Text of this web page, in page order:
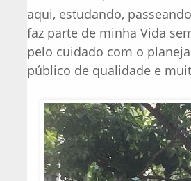
aqui, estudando,
faz parte de minha Vida
pelo cuidado com o
público de qualidade e